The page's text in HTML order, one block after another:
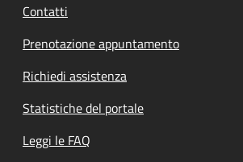
Contatti
Prenotazione appuntamento
Richiedi assistenza
Statistiche del portale
Leggi le FAQ